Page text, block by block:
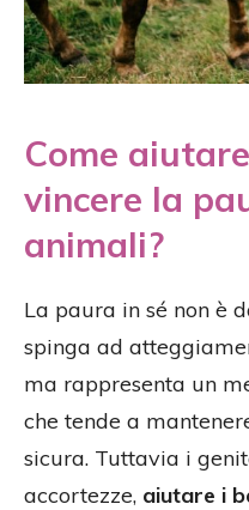
Come
vincere la
animali?
La paura in sé non è
spinga ad
ma rappresenta un
che tende a
sicura. Tuttavia i
accortezze, aiutare i